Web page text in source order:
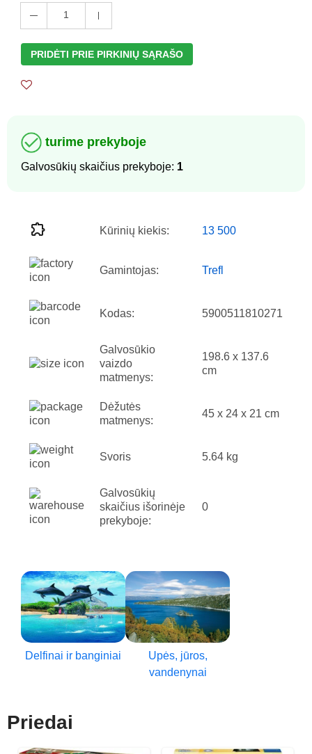
1
PRIDĖTI PRIE PIRKINIŲ SĄRAŠO
turime prekyboje
Galvosūkių skaičius prekyboje: 1
Kūrinių kiekis: 13 500
Gamintojas: Trefl
Kodas: 5900511810271
Galvosūkio
vaizdo
matmenys:
198.6 x 137.6
cm
Dėžutės
matmenys:
45 x 24 x 21 cm
Svoris 5.64 kg
Galvosūkių
skaičius išorinėje
prekyboje:
0
Delfinai ir banginiai
Upės, jūros,
vandenynai
Priedai